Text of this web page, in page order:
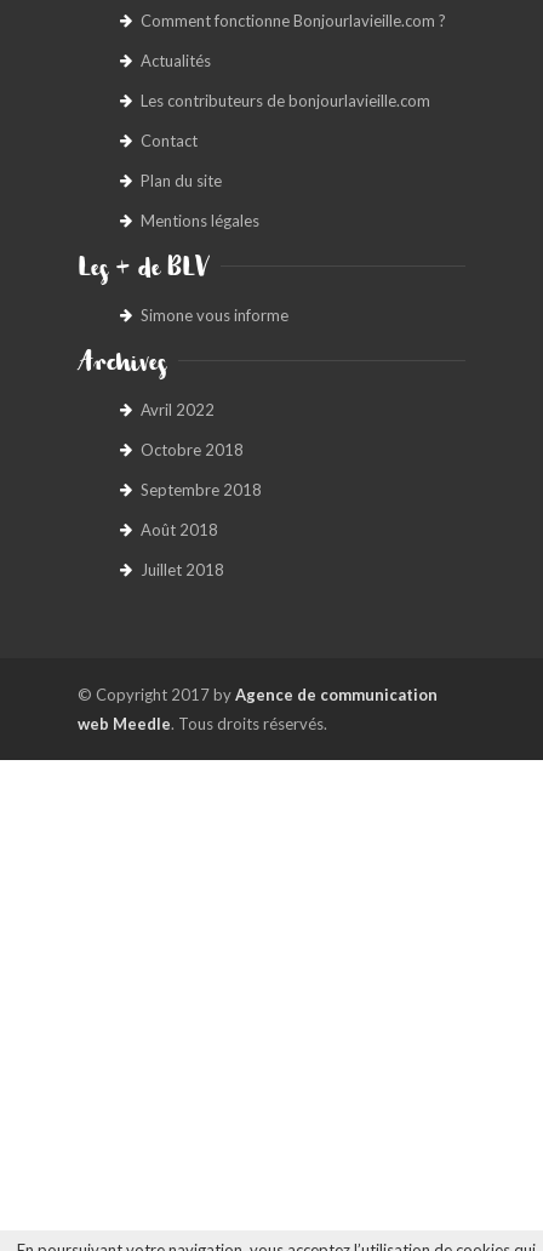
Comment fonctionne Bonjourlavieille.com ?
Actualités
Les contributeurs de bonjourlavieille.com
Contact
Plan du site
Mentions légales
Les + de BLV
Simone vous informe
Archives
Avril 2022
Octobre 2018
Septembre 2018
Août 2018
Juillet 2018
© Copyright 2017 byAgence de communication
web Meedle. Tous droits réservés.